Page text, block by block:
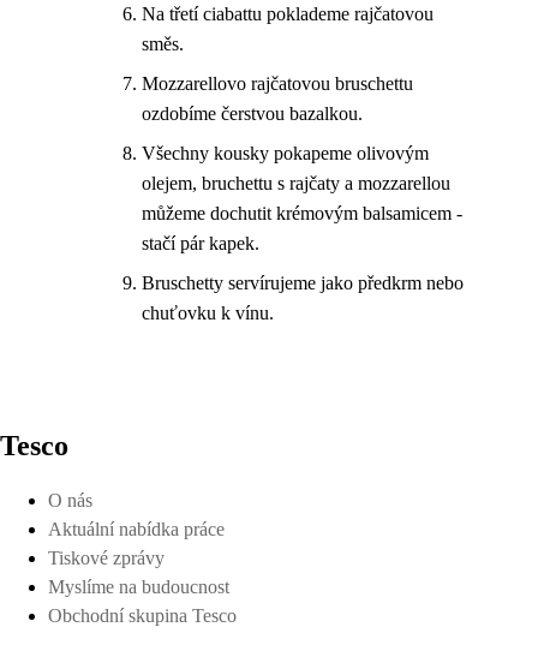
Na třetí ciabattu poklademe rajčatovou
směs.
Mozzarellovo rajčatovou bruschettu
ozdobíme čerstvou bazalkou.
Všechny kousky pokapeme olivovým
olejem, bruchettu s rajčaty a mozzarellou
můžeme dochutit krémovým balsamicem -
stačí pár kapek.
Bruschetty servírujeme jako předkrm nebo
chuťovku k vínu.
Tesco
O nás
Aktuální nabídka práce
Tiskové zprávy
Myslíme na budoucnost
Obchodní skupina Tesco